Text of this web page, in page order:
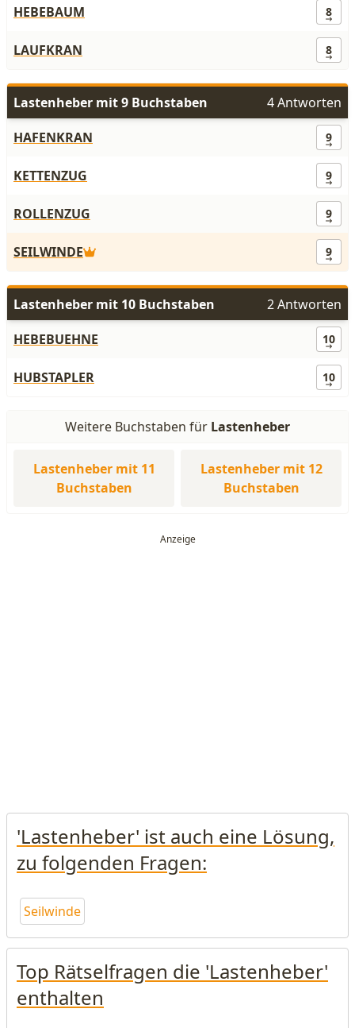
HEBEBAUM 8
LAUFKRAN 8
Lastenheber mit 9 Buchstaben
4 Antworten
HAFENKRAN
9
KETTENZUG 9
ROLLENZUG 9
SEILWINDE 9
Lastenheber mit 10 Buchstaben
2 Antworten
HEBEBUEHNE
10
HUBSTAPLER 10
Weitere Buchstaben für Lastenheber
Lastenheber mit 11
Buchstaben
Lastenheber mit 12
Buchstaben
'Lastenheber' ist auch eine Lösung,
zu folgenden Fragen:
Seilwinde
Top Rätselfragen die 'Lastenheber'
enthalten